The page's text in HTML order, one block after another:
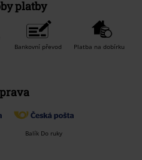
komunity!